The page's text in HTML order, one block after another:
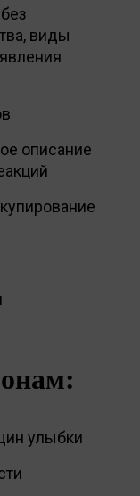
виды
описание
улыбки